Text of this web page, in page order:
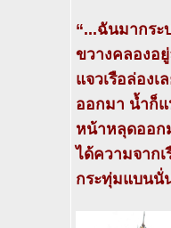
“...ฉันมากระ
ขวางคลองอ
แจวเรือล่อง
ออกมา น้ำก็แ
หน้าหลุดออก
ได้ความจาก
กระทุ่มแบนนั่